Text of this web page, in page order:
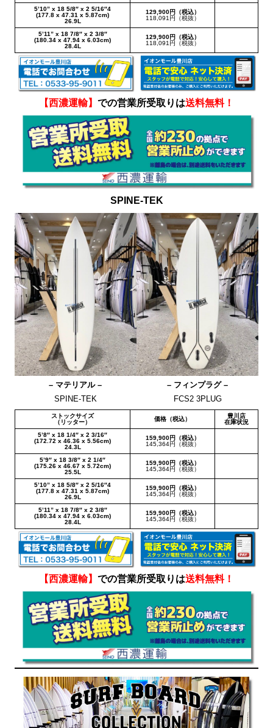
5’10” x 18 5/8″ x 2 5/16″4
(177.8 x 47.31 x 5.87cm)
26.9L
129,900円（税込）
118,091円（税抜）
5’11” x 18 7/8″ x 2 3/8″
(180.34 x 47.94 x 6.03cm)
28.4L
129,900円（税込）
118,091円（税抜）
【西濃運輸】 での営業所受取りは送料無料！
SPINE-TEK
– マテリアル –
SPINE-TEK
– フィンプラグ –
FCS2 3PLUG
ストックサイズ
（リッター）
価格（税込）
豊川店
在庫状況
5’8″ x 18 1/4″ x 2 3/16″
(172.72 x 46.36 x 5.56cm)
24.3L
159,900円（税込）
145,364円（税抜）
5’9″ x 18 3/8″ x 2 1/4″
(175.26 x 46.67 x 5.72cm)
25.5L
159,900円（税込）
145,364円（税抜）
5’10” x 18 5/8″ x 2 5/16″4
(177.8 x 47.31 x 5.87cm)
26.9L
159,900円（税込）
145,364円（税抜）
5’11” x 18 7/8″ x 2 3/8″
(180.34 x 47.94 x 6.03cm)
28.4L
159,900円（税込）
145,364円（税抜）
【西濃運輸】 での営業所受取りは送料無料！